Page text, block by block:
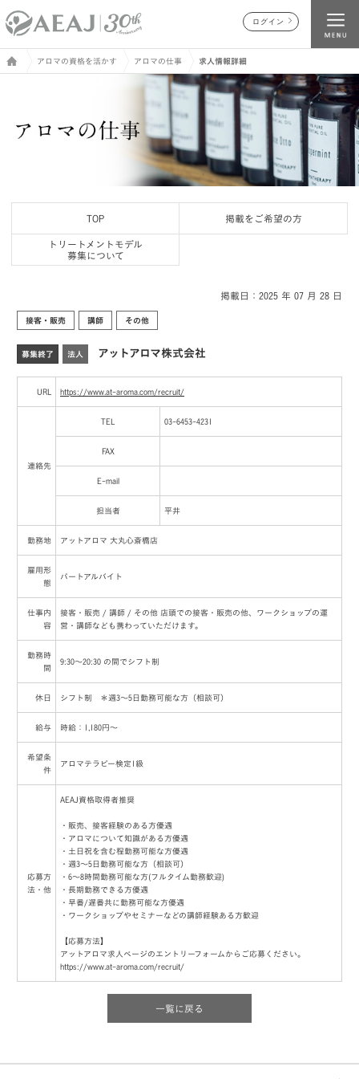
ログイン
アロマの資格を活かす アロマの仕事 求人情報詳細
TOP 掲載をご希望の方
トリートメントモデル
募集について
掲載日：2025 年 07 月 28 日
接客・販売 講師 その他
募集終了 法人 アットアロマ株式会社
URL https://www.at-aroma.com/recruit/
連絡先
TEL 03-6453-4231
FAX
E-mail
担当者 平井
勤務地 アットアロマ 大丸心斎橋店
雇用形
態
パートアルバイト
仕事内
容
接客・販売 / 講師 / その他 店頭での接客・販売の他、ワークショップの運
営・講師なども携わっていただけます。
勤務時
間
9:30～20:30 の間でシフト制
休日 シフト制 ＊週3～5日勤務可能な方（相談可）
給与 時給：1,180円～
希望条
件
アロマテラピー検定1級
応募方
法・他
AEAJ資格取得者推奨
・販売、接客経験のある方優遇
・アロマについて知識がある方優遇
・土日祝を含む程勤務可能な方優遇
・週3～5日勤務可能な方（相談可）
・6～8時間勤務可能な方(フルタイム勤務歓迎)
・長期勤務できる方優遇
・早番/遅番共に勤務可能な方優遇
・ワークショップやセミナーなどの講師経験ある方歓迎
【応募方法】
アットアロマ求人ページのエントリーフォームからご応募ください。
https://www.at-aroma.com/recruit/
一覧に戻る